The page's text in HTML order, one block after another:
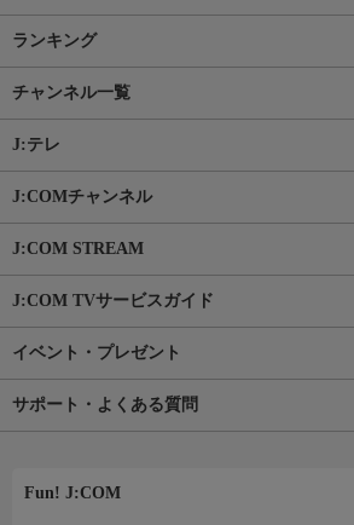
ランキング
チャンネル一覧
J:テレ
J:COMチャンネル
J:COM STREAM
J:COM TVサービスガイド
イベント・プレゼント
サポート・よくある質問
Fun! J:COM